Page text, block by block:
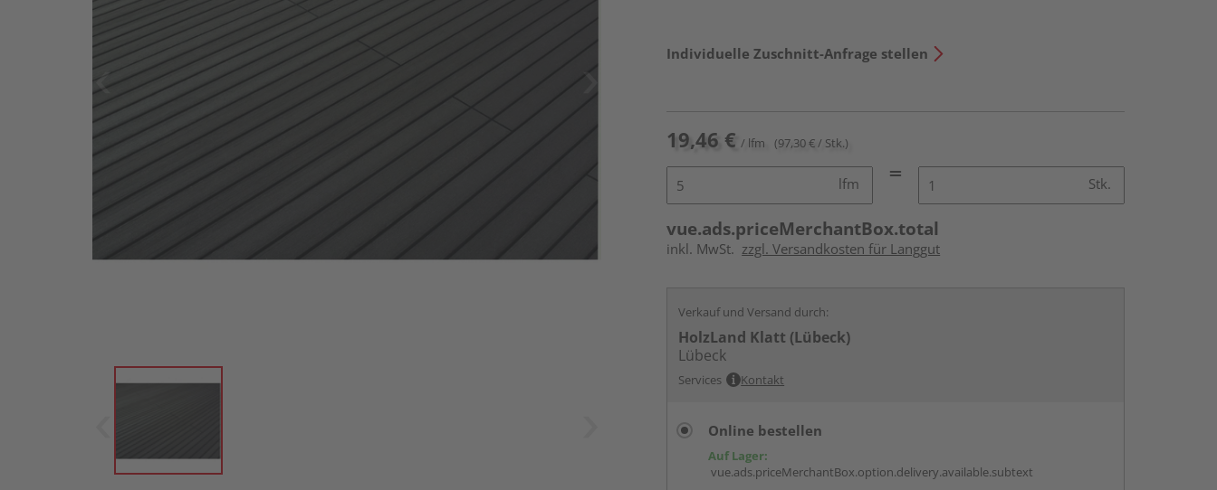
Individuelle Zuschnitt-Anfrage stellen
19,46 € / lfm (97,30 € / Stk.)
lfm Stk.
vue.ads.priceMerchantBox.total
inkl. MwSt. zzgl. Versandkosten für Langgut
Verkauf und Versand durch:
HolzLand Klatt (Lübeck)
Lübeck
Services Kontakt
Online bestellen
Auf Lager:
vue.ads.priceMerchantBox.option.delivery.available.subtext